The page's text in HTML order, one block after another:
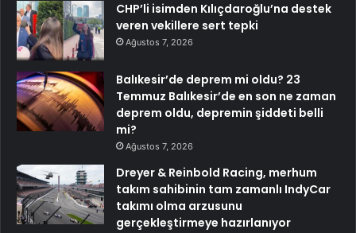
CHP’li isimden Kılıçdaroğlu’na destek
veren vekillere sert tepki
Ağustos 7, 2026
Balıkesir’de deprem mi oldu? 23
Temmuz Balıkesir’de en son ne zaman
deprem oldu, depremin şiddeti belli
mi?
Ağustos 7, 2026
Dreyer & Reinbold Racing, merhum
takım sahibinin tam zamanlı IndyCar
takımı olma arzusunu
gerçekleştirmeye hazırlanıyor